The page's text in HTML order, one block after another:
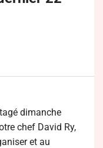
dimanche
chef David Ry,
et au